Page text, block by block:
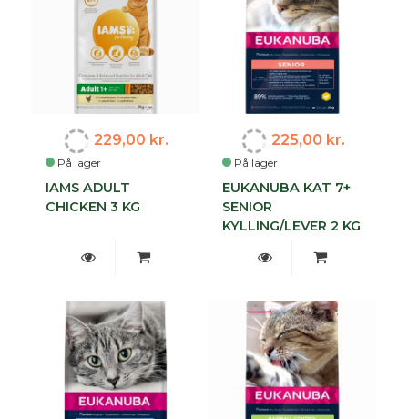
På lager
229,00 kr.
IAMS ADULT
CHICKEN 3 KG
På lager
225,00 kr.
EUKANUBA KAT 7+
SENIOR
KYLLING/LEVER 2 KG